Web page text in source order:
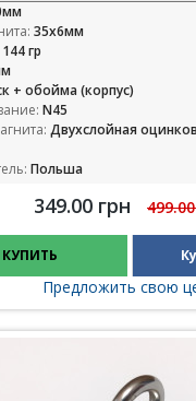
35х6мм
144 гр
+ обойма (корпус)
N45
Двухслойная
Польша
349.00 грн
КУПИТЬ
Предложить свою